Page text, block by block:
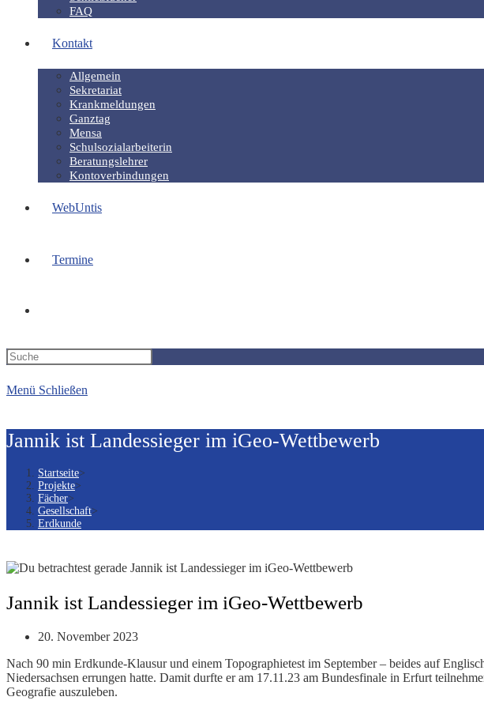
FAQ
Kontakt
Allgemein
Sekretariat
Krankmeldungen
Ganztag
Mensa
Schulsozialarbeiterin
Beratungslehrer
Kontoverbindungen
WebUntis
Termine
Menü Schließen
Jannik ist Landessieger im iGeo-Wettbewerb
Startseite>
Projekte>
Fächer>
Gesellschaft>
Erdkunde
Jannik ist Landessieger im iGeo-Wettbewerb
Beitrag
20. November 2023
Nach 90 min Erdkunde-Klausur und einem Topographietest im September – beides auf
Niedersachsen errungen hatte. Damit durfte er am 17.11.23 am Bundesfinale in Erfurt
Geografie auszuleben.